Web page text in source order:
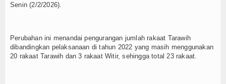
Senin (2/2/2026).
Perubahan ini menandai pengurangan jumlah rakaat Tarawih
dibandingkan pelaksanaan di tahun 2022 yang masih menggunakan
20 rakaat Tarawih dan 3 rakaat Witir, sehingga total 23 rakaat.